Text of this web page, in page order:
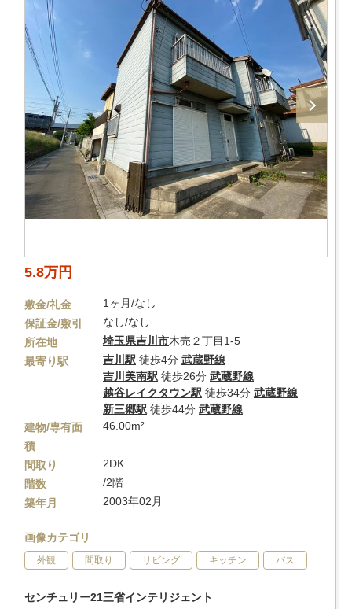
5.8万円
敷金/礼金
1ヶ月/なし
保証金/敷引
なし/なし
所在地
埼玉県吉川市木売２丁目1-5
最寄り駅
吉川駅 徒歩4分 武蔵野線
吉川美南駅 徒歩26分 武蔵野線
越谷レイクタウン駅 徒歩34分 武蔵野線
新三郷駅 徒歩44分 武蔵野線
建物/専有面
積
46.00m²
間取り
2DK
階数
/2階
築年月
2003年02月
画像カテゴリ
外観 間取り リビング キッチン バス
センチュリー21三省インテリジェント